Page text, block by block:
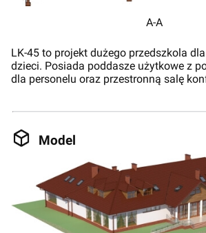
A-A
LK-45 to projekt dużego przedszkola
dzieci. Posiada poddasze użytkowe z
dla personelu oraz przestronną salę
Model